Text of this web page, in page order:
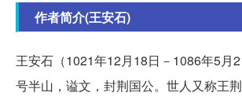
作者简介(王安石)
王安石（1021年12月18日－1086年5月
号半山，谥文，封荆国公。世人又称王